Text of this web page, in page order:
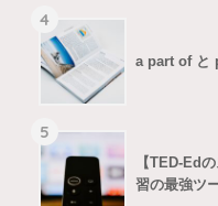
4
a part of と
5
【TED-Ed
習の最強ツ